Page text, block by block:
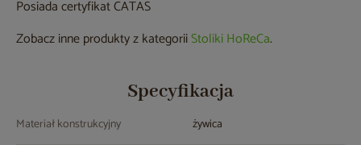
Posiada certyfikat CATAS
Zobacz inne produkty z kategoriiStoliki HoReCa.
Specyfikacja
Materiał konstrukcyjny żywica